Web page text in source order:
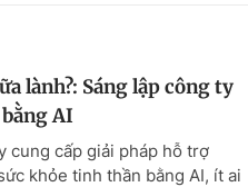
lành?: Sáng lập công ty
AI
cung cấp giải pháp hỗ trợ
khỏe tinh thần bằng AI, ít ai